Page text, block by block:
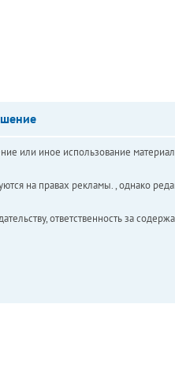
или иное использование
на правах рекламы. , однако
ответственность за